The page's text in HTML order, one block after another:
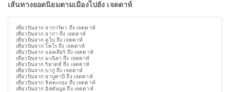
เส้นทางยอดนิยมตามเมืองไปยัง เจดดาห์
เที่ยวบินจาก จาการ์ตา ถึง เจดดาห์
เที่ยวบินจาก ธากา ถึง เจดดาห์
เที่ยวบินจาก ดูไบ ถึง เจดดาห์
เที่ยวบินจาก ไคโร ถึง เจดดาห์
เที่ยวบินจาก แอลเจียร์ ถึง เจดดาห์
เที่ยวบินจาก มะนิลา ถึง เจดดาห์
เที่ยวบินจาก ริยาดห์ ถึง เจดดาห์
เที่ยวบินจาก บากู ถึง เจดดาห์
เที่ยวบินจาก อาบูดาบี ถึง เจดดาห์
เที่ยวบินจาก จิตตะกอง ถึง เจดดาห์
เที่ยวบินจาก อิสตันบูล ถึง เจดดาห์